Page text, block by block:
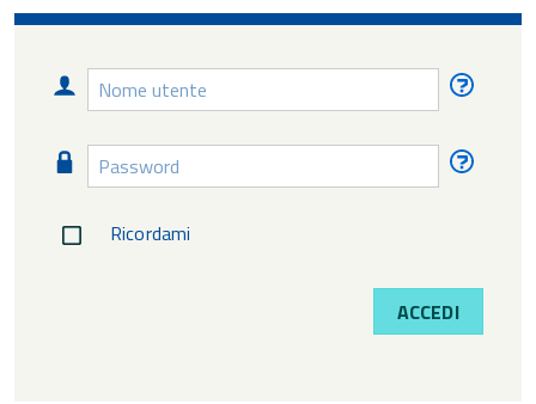
Nome
utente
Password
Ricordami
ACCEDI